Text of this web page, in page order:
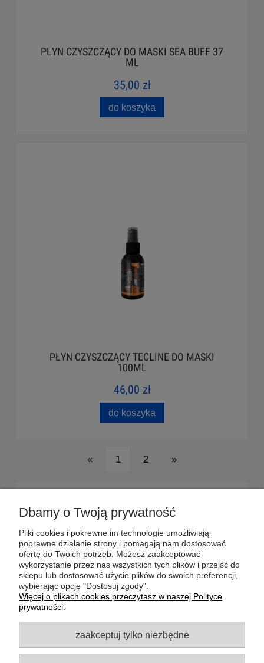
PŁYN CZYSZCZĄCY DO MASKI SEA BUFF 37
ML
35,00 zł
do koszyka
PŁYN CZYSZCZĄCY TECLINE DO MASKI
100ML
46,00 zł
do koszyka
« 1 2 »
DOSTAWA
MOJE KONTO
GWARANCJA I ZWROTY
O FIRMIE
Dbamy o Twoją prywatność
Pliki cookies i pokrewne im technologie umożliwiają
poprawne działanie strony i pomagają nam dostosować
ofertę do Twoich potrzeb. Możesz zaakceptować
wykorzystanie przez nas wszystkich tych plików i przejść do
sklepu lub dostosować użycie plików do swoich preferencji,
wybierając opcję "Dostosuj zgody".
Więcej o plikach cookies przeczytasz w naszej Polityce
prywatności.
zaakceptuj tylko niezbędne